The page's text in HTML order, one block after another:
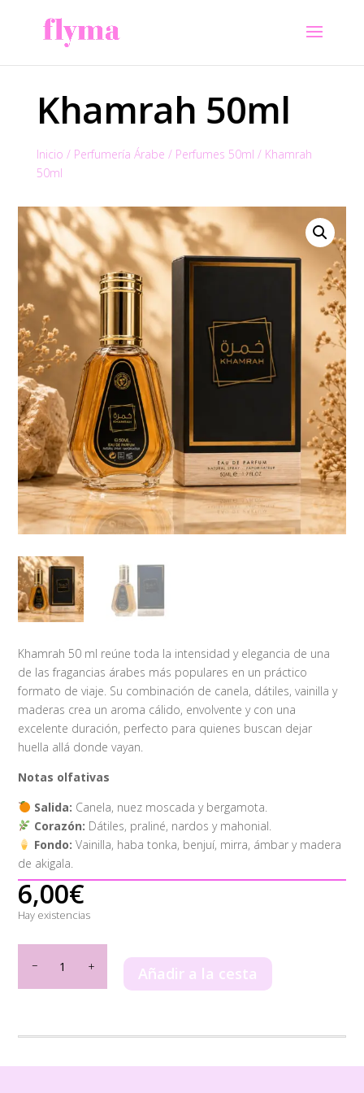
Khamrah 50ml
Inicio / Perfumería Árabe / Perfumes 50ml / Khamrah
50ml
Khamrah 50 ml reúne toda la intensidad y elegancia de una
de las fragancias árabes más populares en un práctico
formato de viaje. Su combinación de canela, dátiles, vainilla y
maderas crea un aroma cálido, envolvente y con una
excelente duración, perfecto para quienes buscan dejar
huella allá donde vayan.
Notas olfativas
Salida: Canela, nuez moscada y bergamota.
Corazón: Dátiles, praliné, nardos y mahonial.
Fondo: Vainilla, haba tonka, benjuí, mirra, ámbar y madera
de akigala.
6,00€
Hay existencias
50ml
cantidad
Añadir a la cesta